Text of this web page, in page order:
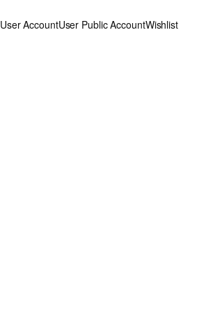
User AccountUser Public AccountWishlist